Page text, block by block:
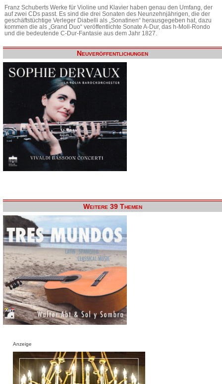
Franz Schuberts Werke für Violine und Klavier haben genau den Umfang, der
auf zwei CDs passt. Es sind die drei Sonaten des Neunzehnjährigen, die der
geschäftstüchtige Verleger Diabelli als „Sonatinen“ herausgegeben hat, dazu
kommen die als „Grand Duo“ veröffentlichte Sonate A-Dur, das h-Moll-Rondo
und die bedeutende C-Dur-Fantasie aus dem Jahr 1827.
Neuveröffentlichungen
Weitere 39 Themen
Anzeige